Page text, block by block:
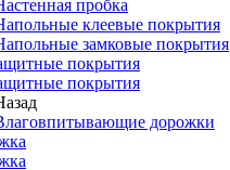
пробка
клеевые покрытия
замковые покрытия
покрытия
покрытия
дорожки